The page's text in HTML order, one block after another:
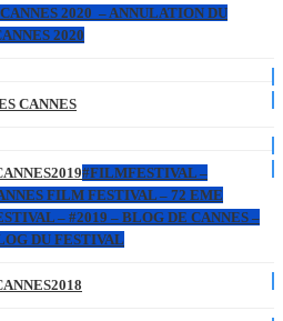
2020 – ANNULATION DU
2020
CANNES
#FILMFESTIVAL –
FILM FESTIVAL – 72 EME
– #2019 – BLOG DE CANNES –
DU FESTIVAL